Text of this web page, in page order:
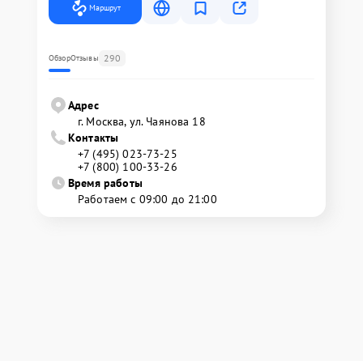
Маршрут
ОбзорОтзывы 290
Адрес
г. Москва, ул. Чаянова 18
Контакты
+7 (495) 023-73-25
+7 (800) 100-33-26
Время работы
Работаем с 09:00 до 21:00